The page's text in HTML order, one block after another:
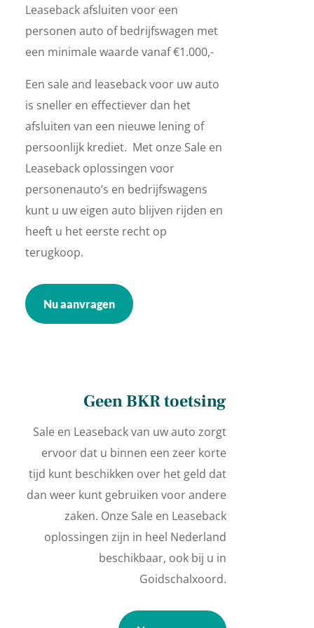
Leaseback afsluiten voor een
personen auto of bedrijfswagen met
een minimale waarde vanaf €1.000,-
Een sale and leaseback voor uw auto
is sneller en effectiever dan het
afsluiten van een nieuwe lening of
persoonlijk krediet. Met onze Sale en
Leaseback oplossingen voor
personenauto’s en bedrijfswagens
kunt u uw eigen auto blijven rijden en
heeft u het eerste recht op
terugkoop.
Nu aanvragen
Geen BKR toetsing
Sale en Leaseback van uw auto zorgt
ervoor dat u binnen een zeer korte
tijd kunt beschikken over het geld dat
dan weer kunt gebruiken voor andere
zaken. Onze Sale en Leaseback
oplossingen zijn in heel Nederland
beschikbaar, ook bij u in
Goidschalxoord.